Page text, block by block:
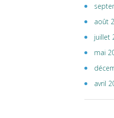
août
juillet
mai
avril